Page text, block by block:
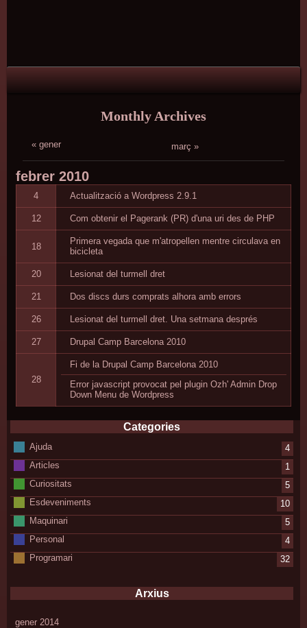
Monthly Archives
« gener març »
febrer 2010
4 Actualització a Wordpress 2.9.1
12 Com obtenir el Pagerank (PR) d'una uri des de PHP
18
Primera vegada que m'atropellen mentre circulava en
bicicleta
20 Lesionat del turmell dret
21 Dos discs durs comprats alhora amb errors
26 Lesionat del turmell dret. Una setmana després
27 Drupal Camp Barcelona 2010
28
Fi de la Drupal Camp Barcelona 2010
Error javascript provocat pel plugin Ozh' Admin Drop
Down Menu de Wordpress
Categories
Ajuda
4
Articles
1
Curiositats
5
Esdeveniments
10
Maquinari
5
Personal
4
Programari
32
Arxius
gener 2014